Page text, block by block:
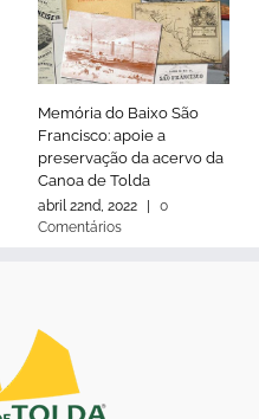
Memória do Baixo São
Francisco: apoie a
preservação da acervo da
Canoa de Tolda
abril 22nd, 2022
0
Comentários